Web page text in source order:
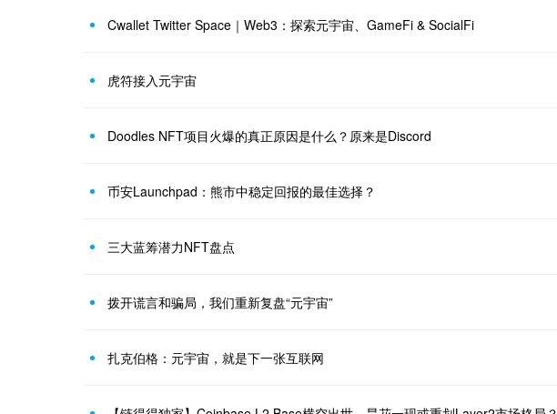
Cwallet Twitter Space｜Web3：探索元宇宙、GameFi & SocialFi
虎符接入元宇宙
Doodles NFT项目火爆的真正原因是什么？原来是Discord
币安Launchpad：熊市中稳定回报的最佳选择？
三大蓝筹潜力NFT盘点
拨开谎言和骗局，我们重新复盘“元宇宙”
扎克伯格：元宇宙，就是下一张互联网